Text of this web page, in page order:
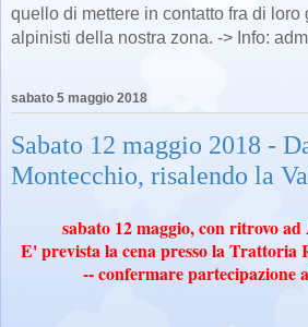
quello di mettere in contatto fra di loro
alpinisti della nostra zona. -> Info:
sabato 5 maggio 2018
Sabato 12 maggio 2018 -
Montecchio, risalendo la
sabato 12 maggio, con ritrovo ad
E' prevista la cena presso la Trattoria
-- confermare partecipazione